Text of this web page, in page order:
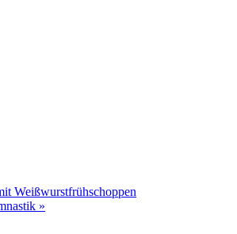
Weißwurstfrühschoppen
»